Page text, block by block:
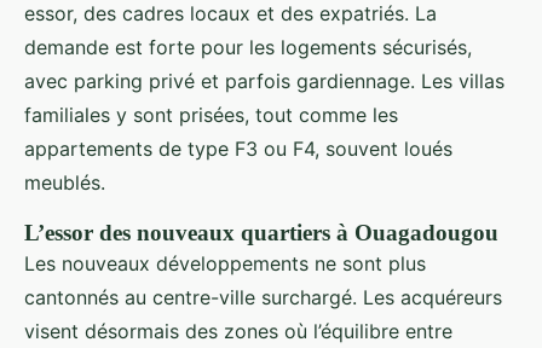
essor, des cadres locaux et des expatriés. La
demande est forte pour les logements sécurisés,
avec parking privé et parfois gardiennage. Les villas
familiales y sont prisées, tout comme les
appartements de type F3 ou F4, souvent loués
meublés.
L’essor des nouveaux quartiers à Ouagadougou
Les nouveaux développements ne sont plus
cantonnés au centre-ville surchargé. Les acquéreurs
visent désormais des zones où l’équilibre entre